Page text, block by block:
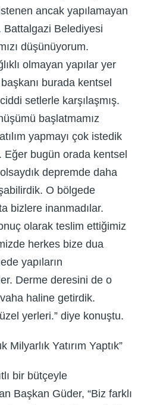
ancak yapılamayan
Battalgazi Belediyesi
düşünüyorum.
olmayan yapılar yer
burada kentsel
setlerle karşılaşmış.
başlatmamız
yapmayı çok istedik
bugün orada kentsel
depremde daha
O bölgede
bizlere inanmadılar.
olarak teslim ettiğimiz
herkes bize dua
yapıların
Derme deresini de o
haline getirdik.
yerleri.” diye konuştu.
Yatırım Yaptık”
bir bütçeyle
Başkan Güder, “Biz farklı